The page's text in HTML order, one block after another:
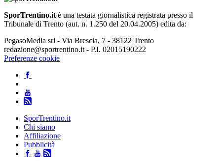
SporTrentino.it è una testata giornalistica registrata presso il
Tribunale di Trento (aut. n. 1.250 del 20.04.2005) edita da:
PegasoMedia srl - Via Brescia, 7 - 38122 Trento
redazione@sportrentino.it - P.I. 02015190222
Preferenze cookie
SporTrentino.it
Chi siamo
Affiliazione
Pubblicità